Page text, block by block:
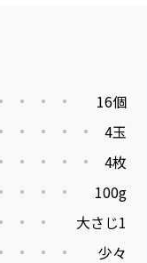
16個
4玉
4枚
100g
大さじ1
少々